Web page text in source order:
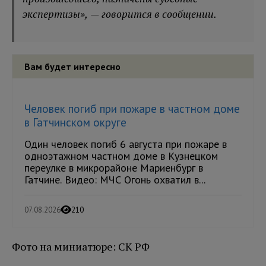
экспертизы», — говорится в сообщении.
Вам будет интересно
Человек погиб при пожаре в частном доме
в Гатчинском округе
Один человек погиб 6 августа при пожаре в
одноэтажном частном доме в Кузнецком
переулке в микрорайоне Мариенбург в
Гатчине. Видео: МЧС Огонь охватил в...
07.08.2026 210
Фото на миниатюре: СК РФ